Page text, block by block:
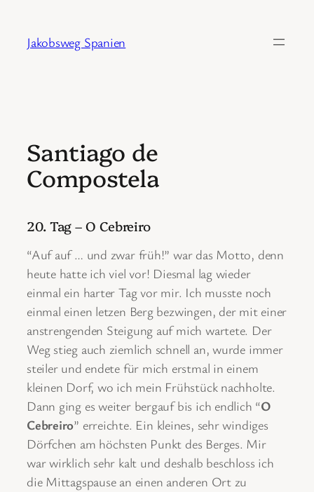
springen
Jakobsweg Spanien
Santiago de
Compostela
20. Tag – O Cebreiro
“Auf auf … und zwar früh!” war das Motto, denn
heute hatte ich viel vor! Diesmal lag wieder
einmal ein harter Tag vor mir. Ich musste noch
einmal einen letzen Berg bezwingen, der mit einer
anstrengenden Steigung auf mich wartete. Der
Weg stieg auch ziemlich schnell an, wurde immer
steiler und endete für mich erstmal in einem
kleinen Dorf, wo ich mein Frühstück nachholte.
Dann ging es weiter bergauf bis ich endlich “O
Cebreiro” erreichte. Ein kleines, sehr windiges
Dörfchen am höchsten Punkt des Berges. Mir
war wirklich sehr kalt und deshalb beschloss ich
die Mittagspause an einen anderen Ort zu